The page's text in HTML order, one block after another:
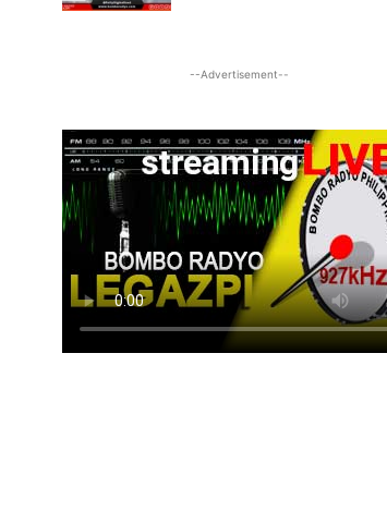
--Advertisement--